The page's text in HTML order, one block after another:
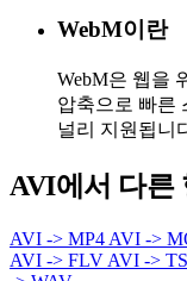
WebM이란
WebM은 웹을
압축으로 빠른
널리 지원됩니
AVI에서 다른
AVI -> MP4 AVI ->
AVI -> FLV AVI -> TS